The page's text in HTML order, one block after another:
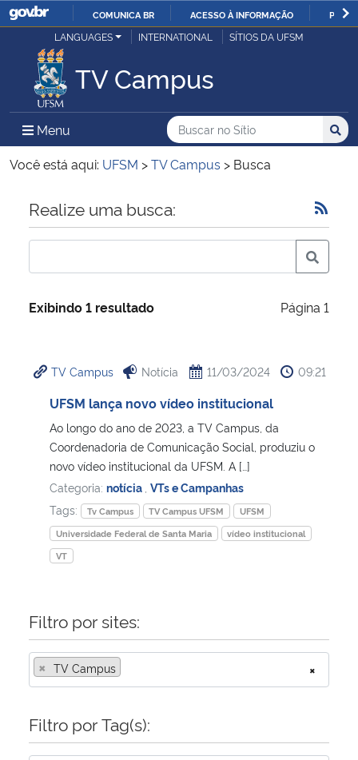
IR
O
COMUNICA BR ACESSO À INFORMAÇÃO
Ministério da Justiça e Segurança Pública
Ministério da Defesa
Ministério das Relações Exteriores
Ministério da Economia
Ministério da Infraestrutura
Ministério da Cidadania
Ministério de Minas e Energia
Ministério da Ciência, Tecnologia, Inovações e Comunicações
Ministério do Meio Ambiente
Ministério do Desenvolvimento Regional
Controladoria-Geral da União
Secretaria-Geral
LANGUAGES INTERNATIONAL SÍTIOS DA UFSM
TV Campus
Menu Menu Principal do Sítio
Busca
Buscar no no Sítio
Busca:
Você está aqui: UFSM >TV Campus > Busca
Início do conteúdo
Realize uma busca:
Exibindo 1 resultado Página 1
TV Campus Notícia 11/03/2024 09:21
UFSM lança novo vídeo institucional
Ao longo do ano de 2023, a TV Campus, da
Coordenadoria de Comunicação Social, produziu o
novo vídeo institucional da UFSM. A […]
Categoria: notícia VTs e Campanhas
Tags:
Tv Campus TV Campus UFSM
UFSM
Universidade Federal de Santa Maria
vídeo institucional
VT
Filtro por sites:
×
× TV Campus
Filtro por Tag(s):